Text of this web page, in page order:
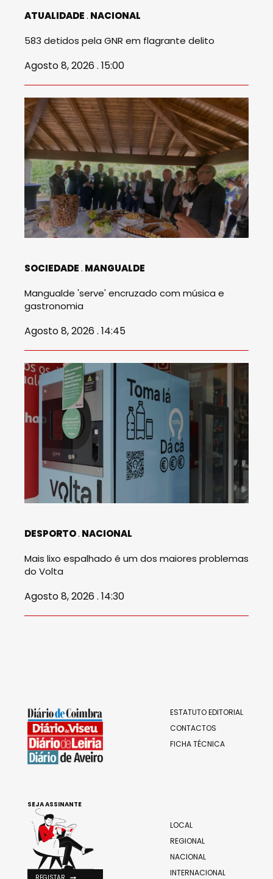
ATUALIDADE NACIONAL
583 detidos pela GNR em flagrante delito
Agosto 8, 2026 . 15:00
SOCIEDADE MANGUALDE
Mangualde 'serve' encruzado com música e
gastronomia
Agosto 8, 2026 . 14:45
DESPORTO NACIONAL
Mais lixo espalhado é um dos maiores problemas
do Volta
Agosto 8, 2026 . 14:30
ESTATUTO EDITORIAL
CONTACTOS
FICHA TÉCNICA
LOCAL
REGIONAL
NACIONAL
INTERNACIONAL
SEJA ASSINANTE